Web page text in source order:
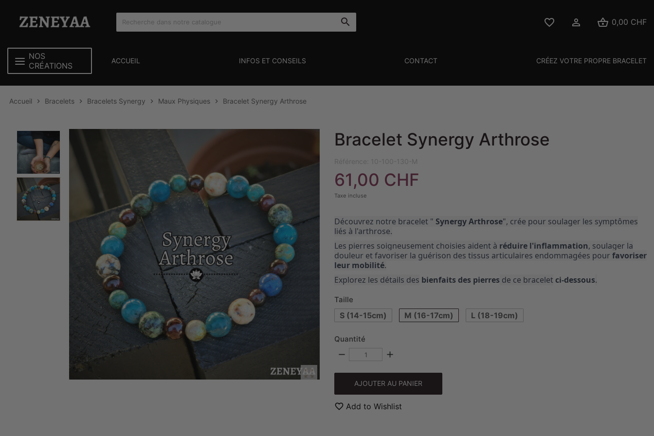
    0,00 CHF
NOS
CRÉATIONS
ACCUEIL INFOS ET CONSEILS CONTACT CRÉEZ VOTRE PROPRE BRACELET
Accueil  Bracelets  Bracelets Synergy  Maux Physiques  Bracelet Synergy Arthrose

Bracelet Synergy Arthrose
Référence: 10-100-130-M
61,00 CHF
Taxe incluse
Découvrez notre bracelet " Synergy Arthrose", crée pour soulager les symptômes
liés à l'arthrose.
Les pierres soigneusement choisies aident à réduire l'inflammation, soulager la
douleur et favoriser la guérison des tissus articulaires endommagées pour favoriser
leur mobilité.
Explorez les détails des bienfaits des pierres de ce bracelet ci-dessous.
Taille
S (14-15cm) M (16-17cm) L (18-19cm)
Quantité
remove add
AJOUTER AU PANIER
favorite_border Add to Wishlist